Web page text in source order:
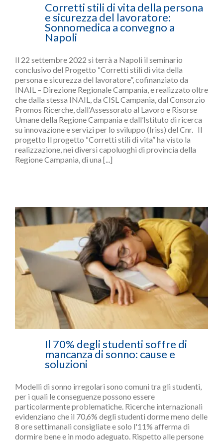
Corretti stili di vita della persona
e sicurezza del lavoratore:
Sonnomedica a convegno a
Napoli
Il 22 settembre 2022 si terrà a Napoli il seminario
conclusivo del Progetto “Corretti stili di vita della
persona e sicurezza del lavoratore”, cofinanziato da
INAIL – Direzione Regionale Campania, e realizzato oltre
che dalla stessa INAIL, da CISL Campania, dal Consorzio
Promos Ricerche, dall’Assessorato al Lavoro e Risorse
Umane della Regione Campania e dall’Istituto di ricerca
su innovazione e servizi per lo sviluppo (Iriss) del Cnr. Il
progetto Il progetto “Corretti stili di vita” ha visto la
realizzazione, nei diversi capoluoghi di provincia della
Regione Campania, di una [...]
Il 70% degli studenti soffre di
mancanza di sonno: cause e
soluzioni
Modelli di sonno irregolari sono comuni tra gli studenti,
per i quali le conseguenze possono essere
particolarmente problematiche. Ricerche internazionali
evidenziano che il 70,6% degli studenti dorme meno delle
8 ore settimanali consigliate e solo l'11% afferma di
dormire bene e in modo adeguato. Rispetto alle persone